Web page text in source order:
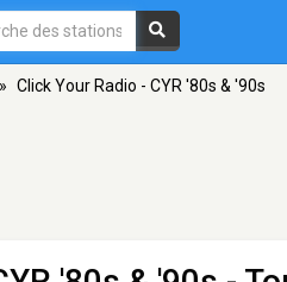
» Click Your Radio - CYR '80s & '90s